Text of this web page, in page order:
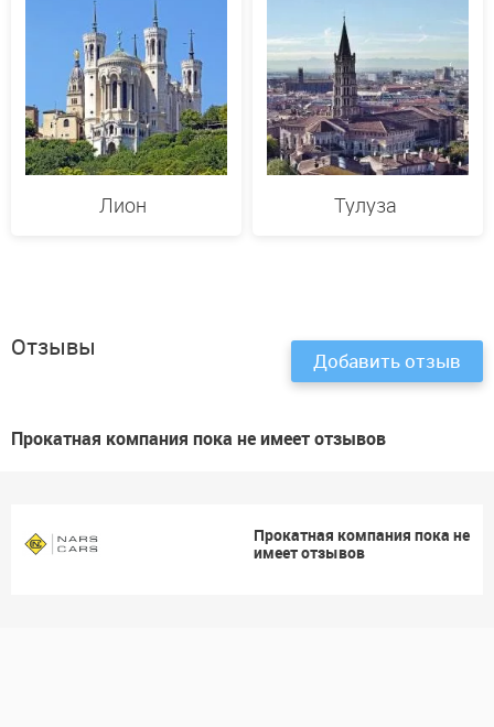
Лион Тулуза
Отзывы Добавить отзыв
Прокатная компания пока не имеет отзывов
Прокатная компания пока не
имеет отзывов